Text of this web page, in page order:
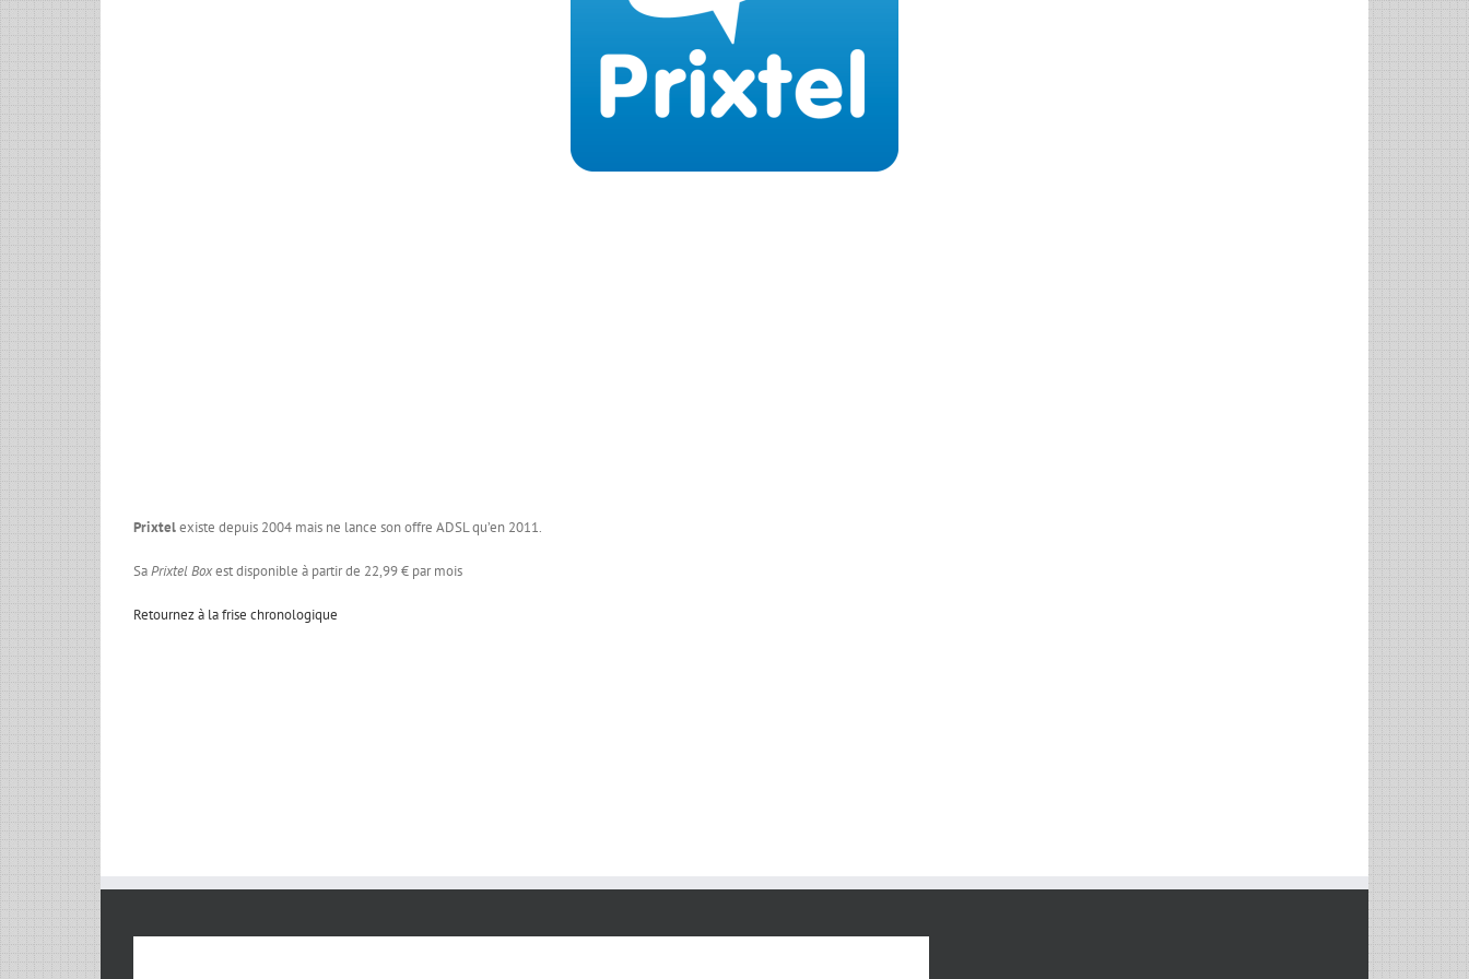
Prixtelexiste depuis 2004 mais ne lance son offre ADSL qu’en 2011.
SaPrixtel Boxest disponible à partir de 22,99 € par mois
Retournez à la frise chronologique